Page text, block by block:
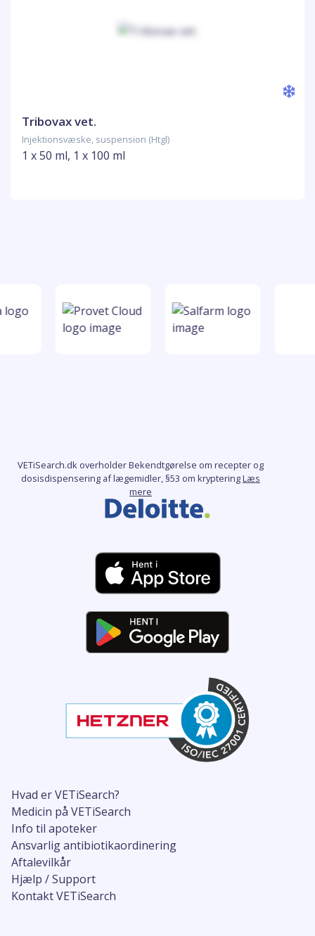
Tribovax vet.
Injektionsvæske, suspension (Htgl)
1 x 50 ml, 1 x 100 ml
Hvad er VETiSearch?
Medicin på VETiSearch
Info til apoteker
Ansvarlig antibiotikaordinering
Aftalevilkår
Hjælp / Support
Kontakt VETiSearch
VETiSearch.dk overholder Bekendtgørelse om recepter og
dosisdispensering af lægemidler, §53 om krypteringLæs
mere